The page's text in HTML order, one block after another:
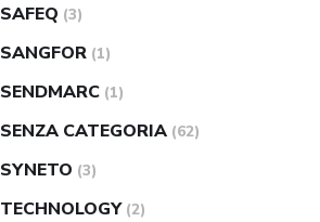
SAFEQ (3)
SANGFOR (1)
SENDMARC (1)
SENZA CATEGORIA (62)
SYNETO (3)
TECHNOLOGY (2)